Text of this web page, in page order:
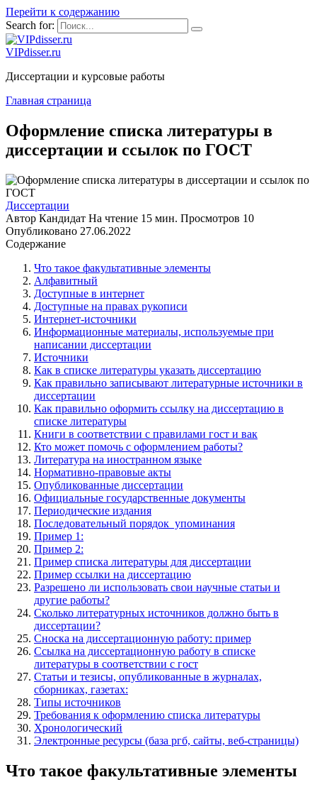
Перейти к содержанию
Search for:
VIPdisser.ru
Диссертации и курсовые работы
Главная страница
Оформление списка литературы в
диссертации и ссылок по ГОСТ
Диссертации
Автор Кандидат На чтение 15 мин. Просмотров 10
Опубликовано 27.06.2022
Содержание
Что такое факультативные элементы
Алфавитный
Доступные в интернет
Доступные на правах рукописи
Интернет-источники
Информационные материалы, используемые при
написании диссертации
Источники
Как в списке литературы указать диссертацию
Как правильно записывают литературные источники в
диссертации
Как правильно оформить ссылку на диссертацию в
списке литературы
Книги в соответствии с правилами гост и вак
Кто может помочь с оформлением работы?
Литература на иностранном языке
Нормативно-правовые акты
Опубликованные диссертации
Официальные государственные документы
Периодические издания
Последовательный порядок упоминания
Пример 1:
Пример 2:
Пример списка литературы для диссертации
Пример ссылки на диссертацию
Разрешено ли использовать свои научные статьи и
другие работы?
Сколько литературных источников должно быть в
диссертации?
Сноска на диссертационную работу: пример
Ссылка на диссертационную работу в списке
литературы в соответствии с гост
Статьи и тезисы, опубликованные в журналах,
сборниках, газетах:
Типы источников
Требования к оформлению списка литературы
Хронологический
Электронные ресурсы (база ргб, сайты, веб-страницы)
Что такое факультативные элементы